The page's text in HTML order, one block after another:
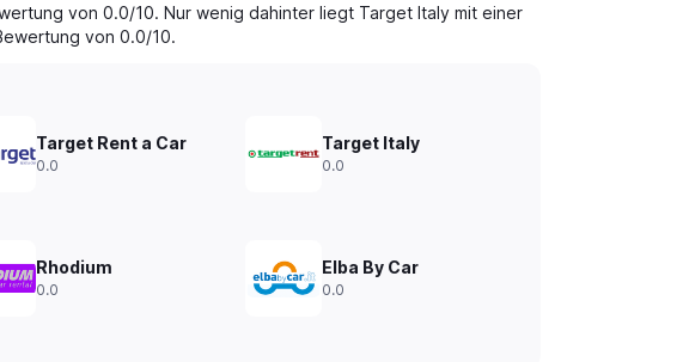
von 0.0/10. Nur wenig dahinter liegt Target Italy mit einer
von 0.0/10.
Target Rent a Car
0.0
Target Italy
0.0
Rhodium
0.0
Elba By Car
0.0